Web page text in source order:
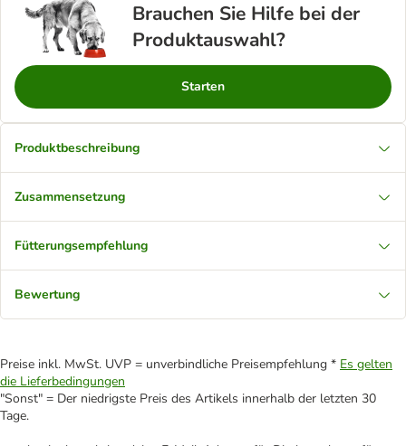
Brauchen Sie Hilfe bei der
Produktauswahl?
Starten
Produktbeschreibung
Zusammensetzung
Fütterungsempfehlung
Bewertung
Preise inkl. MwSt. UVP = unverbindliche Preisempfehlung * Es gelten
die Lieferbedingungen
"Sonst" = Der niedrigste Preis des Artikels innerhalb der letzten 30
Tage.